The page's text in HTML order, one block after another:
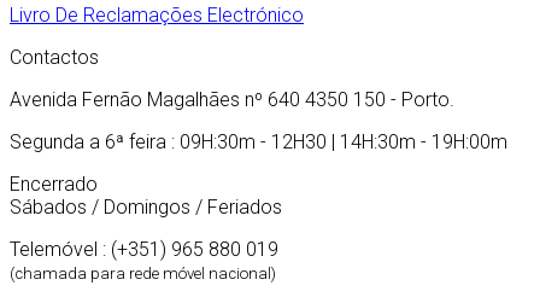
Livro De Reclamações Electrónico
Contactos
Avenida Fernão Magalhães nº 640 4350 150 - Porto.
Segunda a 6ª feira : 09H:30m - 12H30 | 14H:30m - 19H:00m
Encerrado
Sábados / Domingos / Feriados
Telemóvel : (+351) 965 880 019
(chamada para rede móvel nacional)